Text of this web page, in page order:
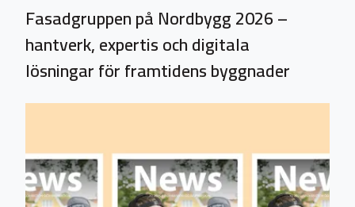
Fasadgruppen på Nordbygg 2026 –
hantverk, expertis och digitala
lösningar för framtidens byggnader